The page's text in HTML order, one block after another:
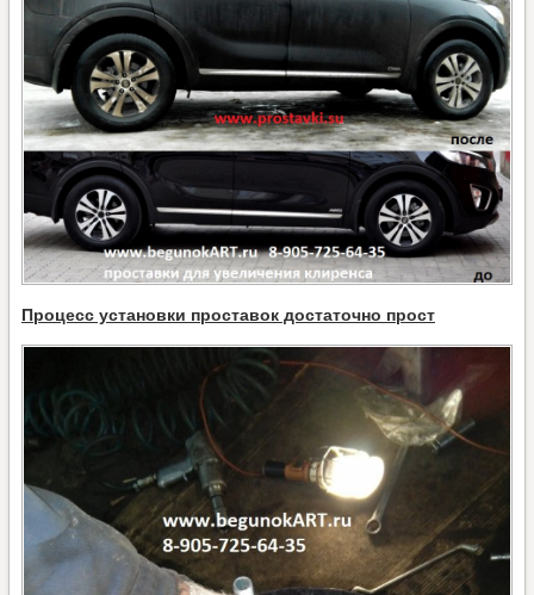
Процесс установки проставок достаточно прост